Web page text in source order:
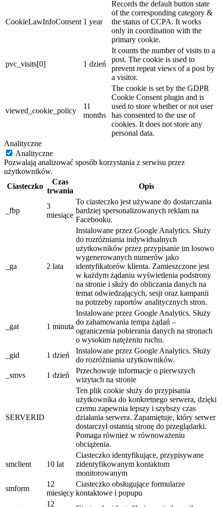
CookieLawInfoConsent 1 year
Records the default button state
of the corresponding category &
the status of CCPA. It works
only in coordination with the
primary cookie.
pvc_visits[0] 1 dzień
It counts the number of visits to a
post. The cookie is used to
prevent repeat views of a post by
a visitor.
viewed_cookie_policy
11
months
The cookie is set by the GDPR
Cookie Consent plugin and is
used to store whether or not user
has consented to the use of
cookies. It does not store any
personal data.
Analityczne
Analityczne
Pozwalają analizować sposób korzystania z serwisu przez
użytkowników.
Ciasteczko
Czas
trwania
Opis
_fbp
3
miesiące
To ciasteczko jest używane do dostarczania
bardziej spersonalizowanych reklam na
Facebooku.
_ga 2 lata
Instalowane przez Google Analytics. Służy
do rozróżniania indywidualnych
użytkowników przez przypisanie im losowo
wygenerowanych numerów jako
identyfikatorów klienta. Zamieszczone jest
w każdym żądaniu wyświetlenia podstrony
na stronie i służy do obliczania danych na
temat odwiedzających, sesji oraz kampanii
na potrzeby raportów analitycznych stron.
_gat 1 minuta
Instalowane przez Google Analytics. Służy
do zahamowania tempa żądań –
ograniczenia pobierania danych na stronach
o wysokim natężeniu ruchu.
_gid
1 dzień
Instalowane przez Google Analytics. Służy
do rozróżniania użytkowników.
_smvs
1 dzień
Przechowuje informacje o pierwszych
wizytach na stronie
SERVERID
Ten plik cookie służy do przypisania
użytkownika do konkretnego serwera, dzięki
czemu zapewnia lepszy i szybszy czas
działania serwera. Zapamiętuje, który serwer
dostarczył ostatnią stronę do przeglądarki.
Pomaga również w równoważeniu
obciążenia.
smclient 10 lat
Ciasteczko identyfikujące, przypisywane
zidentyfikowanym kontaktom
monitorowanym
smform
12
miesięcy
Ciasteczko obsługujące formularze
kontaktowe i popupu
12